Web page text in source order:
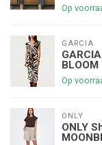
Op
GARCIA
BLOOM
Op
ONLY
ONLY